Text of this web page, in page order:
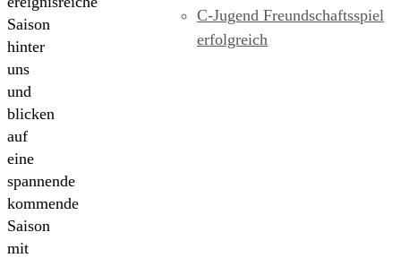
Saison
hinter
uns
und
blicken
auf
eine
spannende
kommende
Saison
mit
C-Jugend Freundschaftsspiel
erfolgreich